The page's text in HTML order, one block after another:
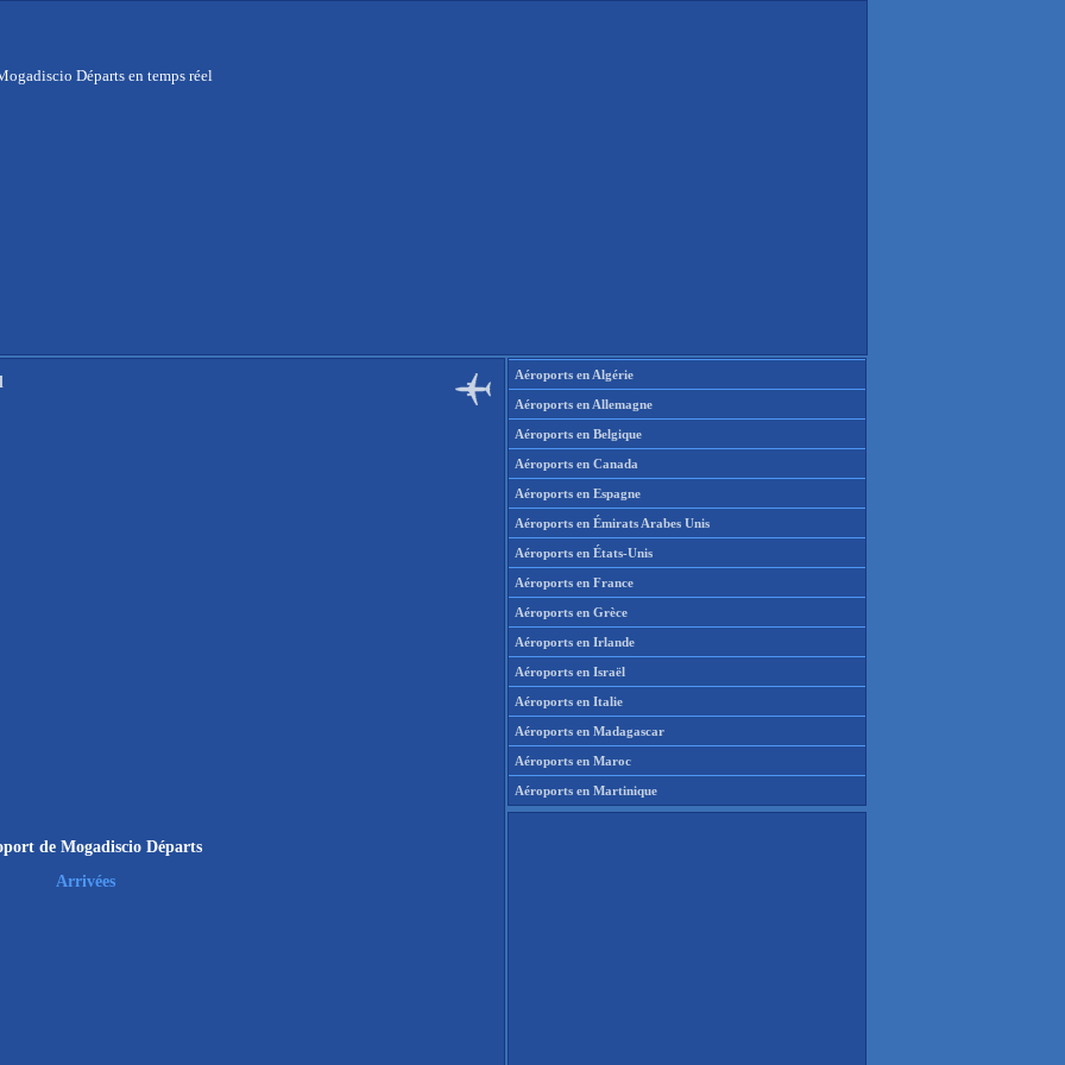
Départs en temps réel
de Mogadiscio Départs
Arrivées
Aéroports en Algérie
Aéroports en Allemagne
Aéroports en Belgique
Aéroports en Canada
Aéroports en Espagne
Aéroports en Émirats Arabes Unis
Aéroports en États-Unis
Aéroports en France
Aéroports en Grèce
Aéroports en Irlande
Aéroports en Israël
Aéroports en Italie
Aéroports en Madagascar
Aéroports en Maroc
Aéroports en Martinique